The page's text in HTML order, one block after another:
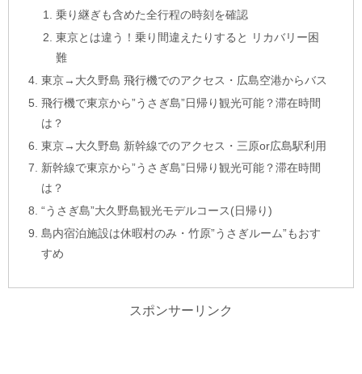
乗り継ぎも含めた全行程の時刻を確認
東京とは違う！乗り間違えたりすると リカバリー困
難
東京→大久野島 飛行機でのアクセス・広島空港からバス
飛行機で東京から”うさぎ島”日帰り観光可能？滞在時間
は？
東京→大久野島 新幹線でのアクセス・三原or広島駅利用
新幹線で東京から”うさぎ島”日帰り観光可能？滞在時間
は？
“うさぎ島”大久野島観光モデルコース(日帰り)
島内宿泊施設は休暇村のみ・竹原”うさぎルーム”もおす
すめ
スポンサーリンク